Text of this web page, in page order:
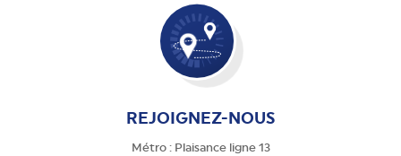
REJOIGNEZ-NOUS
Métro : Plaisance ligne 13